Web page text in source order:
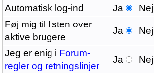
Automatisk log-ind
Ja
Nej
Føj mig til listen over
aktive brugere
Ja Nej
Jeg er enig i Forum-
regler og retningslinjer
Ja Nej